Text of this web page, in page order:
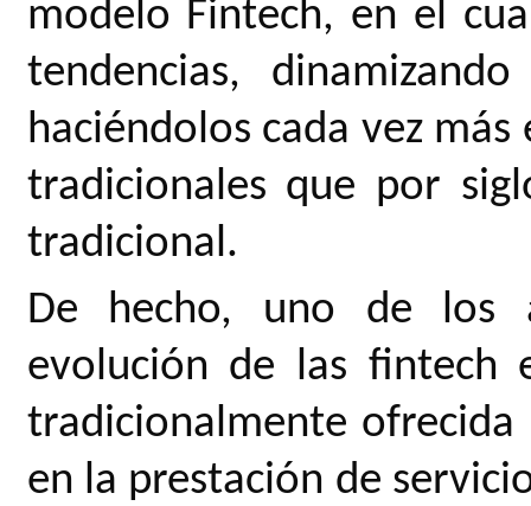
modelo Fintech, en el
tendencias,
haciéndolos cada vez
tradicionales que por
tradicional.
De hecho, uno de los
evolución de las fintech
tradicionalmente
en la prestación de